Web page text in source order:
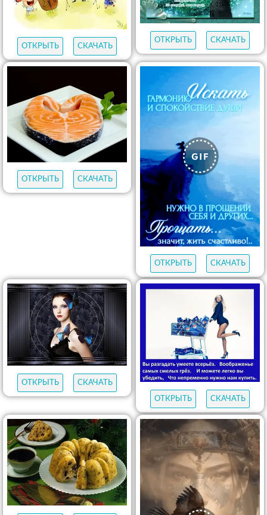
ОТКРЫТЬ СКАЧАТЬ
ОТКРЫТЬ СКАЧАТЬ
ОТКРЫТЬ СКАЧАТЬ
ОТКРЫТЬ СКАЧАТЬ
ОТКРЫТЬ СКАЧАТЬ
ОТКРЫТЬ СКАЧАТЬ